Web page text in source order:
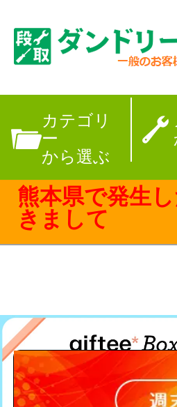
カテゴリ
ー
から選ぶ
【
熊本県で発生
きまして